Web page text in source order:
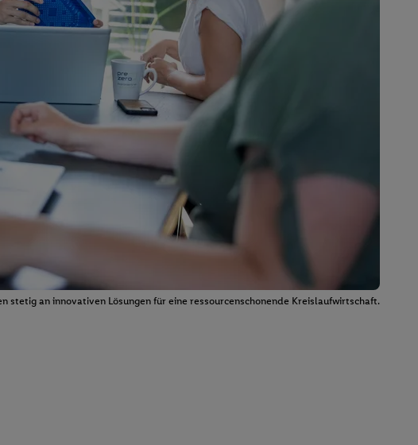
stetig an innovativen Lösungen für eine ressourcenschonende Kreislaufwirtschaft.